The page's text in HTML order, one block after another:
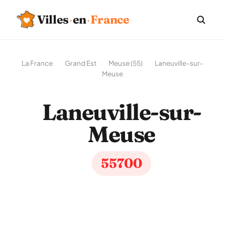
Villes·en·France
La France Grand Est Meuse (55)
Laneuville-sur-
Meuse
Laneuville-sur-
Meuse
55700